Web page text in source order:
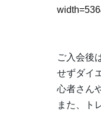
ご入会後
せずダイ
心者さん
また、ト